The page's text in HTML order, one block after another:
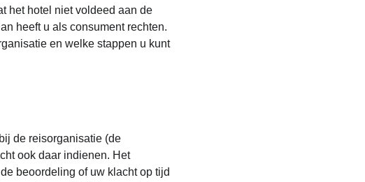
het hotel niet voldeed aan de
heeft u als consument rechten.
en welke stappen u kunt
de reisorganisatie (de
ook daar indienen. Het
beoordeling of uw klacht op tijd